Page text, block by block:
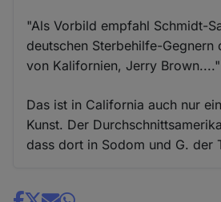
"Als Vorbild empfahl Schmidt-
deutschen Sterbehilfe-Gegnern
von Kalifornien, Jerry Brown...."
Das ist in California auch nur
Kunst. Der
dass dort in Sodom und G. der